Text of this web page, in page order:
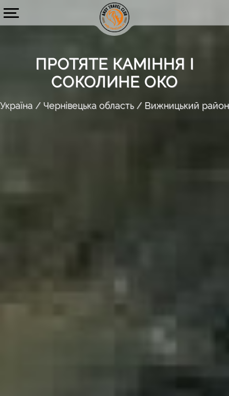
ПРОТЯТЕ КАМІННЯ І
СОКОЛИНЕ ОКО
Україна Чернівецька область Вижницький район